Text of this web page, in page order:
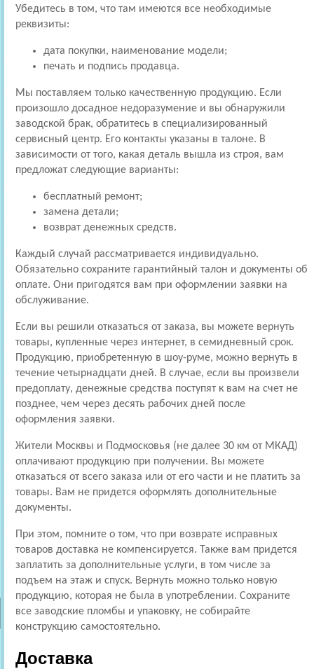
Убедитесь в том, что там имеются все необходимые
реквизиты:
дата покупки, наименование модели;
печать и подпись продавца.
Мы поставляем только качественную продукцию. Если
произошло досадное недоразумение и вы обнаружили
заводской брак, обратитесь в специализированный
сервисный центр. Его контакты указаны в талоне. В
зависимости от того, какая деталь вышла из строя, вам
предложат следующие варианты:
бесплатный ремонт;
замена детали;
возврат денежных средств.
Каждый случай рассматривается индивидуально.
Обязательно сохраните гарантийный талон и документы об
оплате. Они пригодятся вам при оформлении заявки на
обслуживание.
Если вы решили отказаться от заказа, вы можете вернуть
товары, купленные через интернет, в семидневный срок.
Продукцию, приобретенную в шоу-руме, можно вернуть в
течение четырнадцати дней. В случае, если вы произвели
предоплату, денежные средства поступят к вам на счет не
позднее, чем через десять рабочих дней после
оформления заявки.
Жители Москвы и Подмосковья (не далее 30 км от МКАД)
оплачивают продукцию при получении. Вы можете
отказаться от всего заказа или от его части и не платить за
товары. Вам не придется оформлять дополнительные
документы.
При этом, помните о том, что при возврате исправных
товаров доставка не компенсируется. Также вам придется
заплатить за дополнительные услуги, в том числе за
подъем на этаж и спуск. Вернуть можно только новую
продукцию, которая не была в употреблении. Сохраните
все заводские пломбы и упаковку, не собирайте
конструкцию самостоятельно.
Доставка